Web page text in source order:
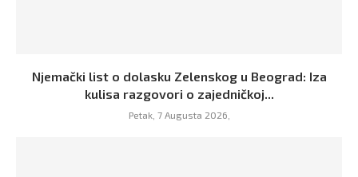
Njemački list o dolasku Zelenskog u Beograd: Iza
kulisa razgovori o zajedničkoj...
Petak, 7 Augusta 2026,